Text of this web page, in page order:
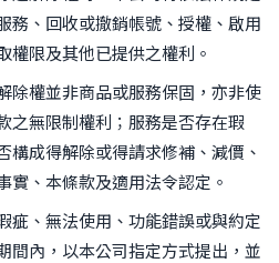
務、回收或撤銷帳號、授權、啟用
權限及其他已提供之權利。
除權並非商品或服務保固，亦非使
之無限制權利；服務是否存在瑕
構成得解除或得請求修補、減價、
實、本條款及適用法令認定。
疵、無法使用、功能錯誤或與約定
間內，以本公司指定方式提出，並